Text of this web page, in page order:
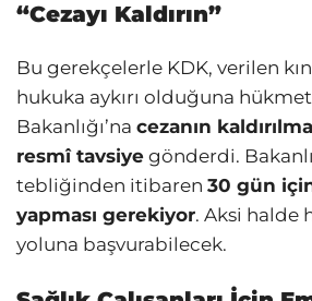
“Cezayı Kaldırın”
Bu gerekçelerle KDK, verilen
hukuka aykırı olduğuna
Bakanlığı’na cezanın
resmî tavsiye gönderdi.
tebliğinden itibaren 30 gün
yapması gerekiyor. Aksi halde
yoluna başvurabilecek.